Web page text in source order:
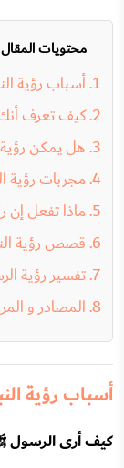
محتويات المقال
أسباب رؤية
كيف تعرف أنك
هل يمكن رؤية
مجربات رؤية
ماذا تفعل إن
قصص رؤية
تفسير رؤية
المصادر و
أسباب رؤية
كيف أرى الرسول